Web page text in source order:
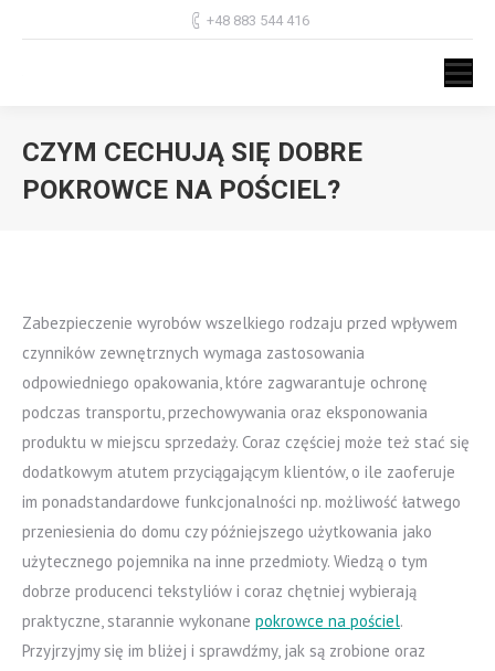
+48 883 544 416
CZYM CECHUJĄ SIĘ DOBRE
POKROWCE NA POŚCIEL?
Zabezpieczenie wyrobów wszelkiego rodzaju przed wpływem
czynników zewnętrznych wymaga zastosowania
odpowiedniego opakowania, które zagwarantuje ochronę
podczas transportu, przechowywania oraz eksponowania
produktu w miejscu sprzedaży. Coraz częściej może też stać się
dodatkowym atutem przyciągającym klientów, o ile zaoferuje
im ponadstandardowe funkcjonalności np. możliwość łatwego
przeniesienia do domu czy późniejszego użytkowania jako
użytecznego pojemnika na inne przedmioty. Wiedzą o tym
dobrze producenci tekstyliów i coraz chętniej wybierają
praktyczne, starannie wykonane pokrowce na pościel.
Przyjrzyjmy się im bliżej i sprawdźmy, jak są zrobione oraz